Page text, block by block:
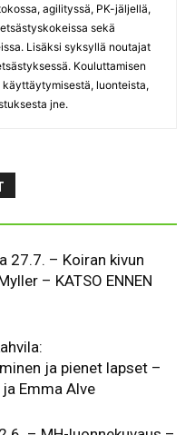
agilityssä, PK-jäljellä,
sekä
Lisäksi syksyllä noutajat
Kouluttamisen
luonteista,
jne.
27.7. – Koiran kivun
– KATSO ENNEN
ja pienet lapset –
Emma Alve